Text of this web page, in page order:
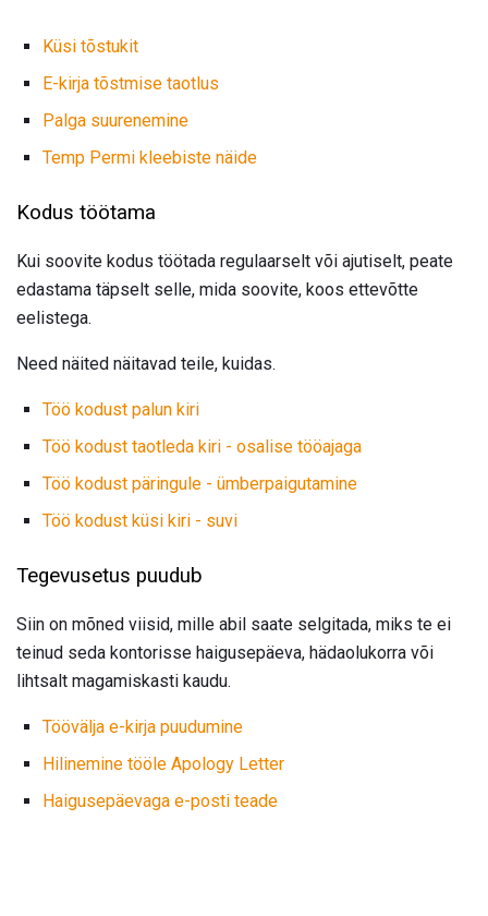
Küsi tõstukit
E-kirja tõstmise taotlus
Palga suurenemine
Temp Permi kleebiste näide
Kodus töötama
Kui soovite kodus töötada regulaarselt või ajutiselt, peate
edastama täpselt selle, mida soovite, koos ettevõtte
eelistega.
Need näited näitavad teile, kuidas.
Töö kodust palun kiri
Töö kodust taotleda kiri - osalise tööajaga
Töö kodust päringule - ümberpaigutamine
Töö kodust küsi kiri - suvi
Tegevusetus puudub
Siin on mõned viisid, mille abil saate selgitada, miks te ei
teinud seda kontorisse haigusepäeva, hädaolukorra või
lihtsalt magamiskasti kaudu.
Töövälja e-kirja puudumine
Hilinemine tööle Apology Letter
Haigusepäevaga e-posti teade